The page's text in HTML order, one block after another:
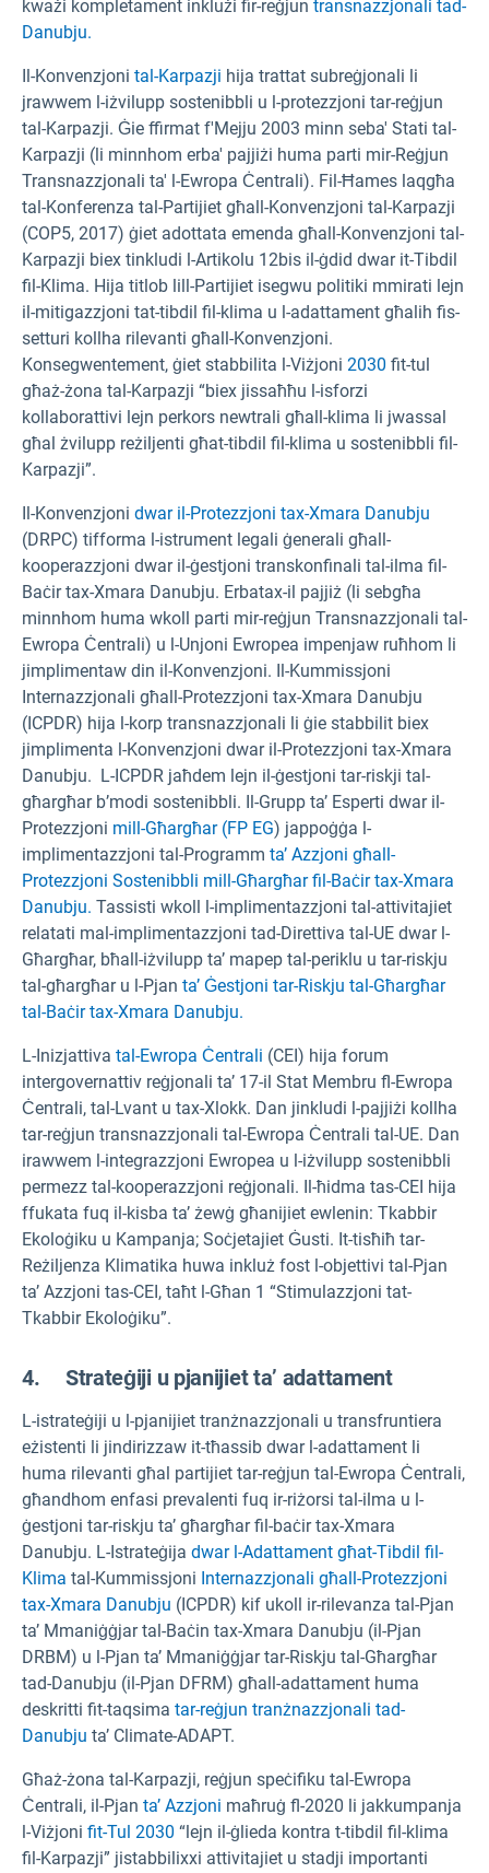
kważi kompletament inklużi fir-reġjun transnazzjonali tad-
Danubju.
Il-Konvenzjoni tal-Karpazji hija trattat subreġjonali li
jrawwem l-iżvilupp sostenibbli u l-protezzjoni tar-reġjun
tal-Karpazji. Ġie ffirmat f'Mejju 2003 minn seba' Stati tal-
Karpazji (li minnhom erba' pajjiżi huma parti mir-Reġjun
Transnazzjonali ta' l-Ewropa Ċentrali). Fil-Ħames laqgħa
tal-Konferenza tal-Partijiet għall-Konvenzjoni tal-Karpazji
(COP5, 2017) ġiet adottata emenda għall-Konvenzjoni tal-
Karpazji biex tinkludi l-Artikolu 12bis il-ġdid dwar it-Tibdil
fil-Klima. Hija titlob lill-Partijiet isegwu politiki mmirati lejn
il-mitigazzjoni tat-tibdil fil-klima u l-adattament għalih fis-
setturi kollha rilevanti għall-Konvenzjoni.
Konsegwentement, ġiet stabbilita l-Viżjoni 2030 fit-tul
għaż-żona tal-Karpazji “biex jissaħħu l-isforzi
kollaborattivi lejn perkors newtrali għall-klima li jwassal
għal żvilupp reżiljenti għat-tibdil fil-klima u sostenibbli fil-
Karpazji”.
Il-Konvenzjoni dwar il-Protezzjoni tax-Xmara Danubju
(DRPC) tifforma l-istrument legali ġenerali għall-
kooperazzjoni dwar il-ġestjoni transkonfinali tal-ilma fil-
Baċir tax-Xmara Danubju. Erbatax-il pajjiż (li sebgħa
minnhom huma wkoll parti mir-reġjun Transnazzjonali tal-
Ewropa Ċentrali) u l-Unjoni Ewropea impenjaw ruħhom li
jimplimentaw din il-Konvenzjoni. Il-Kummissjoni
Internazzjonali għall-Protezzjoni tax-Xmara Danubju
(ICPDR) hija l-korp transnazzjonali li ġie stabbilit biex
jimplimenta l-Konvenzjoni dwar il-Protezzjoni tax-Xmara
Danubju. L-ICPDR jaħdem lejn il-ġestjoni tar-riskji tal-
għargħar b’modi sostenibbli. Il-Grupp ta’ Esperti dwar il-
Protezzjoni mill-Għargħar (FP EG) jappoġġa l-
implimentazzjoni tal-Programm ta’ Azzjoni għall-
Protezzjoni Sostenibbli mill-Għargħar fil-Baċir tax-Xmara
Danubju. Tassisti wkoll l-implimentazzjoni tal-attivitajiet
relatati mal-implimentazzjoni tad-Direttiva tal-UE dwar l-
Għargħar, bħall-iżvilupp ta’ mapep tal-periklu u tar-riskju
tal-għargħar u l-Pjan ta’ Ġestjoni tar-Riskju tal-Għargħar
tal-Baċir tax-Xmara Danubju.
L-Inizjattiva tal-Ewropa Ċentrali (CEI) hija forum
intergovernattiv reġjonali ta’ 17-il Stat Membru fl-Ewropa
Ċentrali, tal-Lvant u tax-Xlokk. Dan jinkludi l-pajjiżi kollha
tar-reġjun transnazzjonali tal-Ewropa Ċentrali tal-UE. Dan
irawwem l-integrazzjoni Ewropea u l-iżvilupp sostenibbli
permezz tal-kooperazzjoni reġjonali. Il-ħidma tas-CEI hija
ffukata fuq il-kisba ta’ żewġ għanijiet ewlenin: Tkabbir
Ekoloġiku u Kampanja; Soċjetajiet Ġusti. It-tisħiħ tar-
Reżiljenza Klimatika huwa inkluż fost l-objettivi tal-Pjan
ta’ Azzjoni tas-CEI, taħt l-Għan 1 “Stimulazzjoni tat-
Tkabbir Ekoloġiku”.
4. Strateġiji u pjanijiet ta’ adattament
L-istrateġiji u l-pjanijiet tranżnazzjonali u transfruntiera
eżistenti li jindirizzaw it-tħassib dwar l-adattament li
huma rilevanti għal partijiet tar-reġjun tal-Ewropa Ċentrali,
għandhom enfasi prevalenti fuq ir-riżorsi tal-ilma u l-
ġestjoni tar-riskju ta’ għargħar fil-baċir tax-Xmara
Danubju. L-Istrateġija dwar l-Adattament għat-Tibdil fil-
Klima tal-Kummissjoni Internazzjonali għall-Protezzjoni
tax-Xmara Danubju (ICPDR) kif ukoll ir-rilevanza tal-Pjan
ta’ Mmaniġġjar tal-Baċin tax-Xmara Danubju (il-Pjan
DRBM) u l-Pjan ta’ Mmaniġġjar tar-Riskju tal-Għargħar
tad-Danubju (il-Pjan DFRM) għall-adattament huma
deskritti fit-taqsima tar-reġjun tranżnazzjonali tad-
Danubju ta’ Climate-ADAPT.
Għaż-żona tal-Karpazji, reġjun speċifiku tal-Ewropa
Ċentrali, il-Pjan ta’ Azzjoni maħruġ fl-2020 li jakkumpanja
l-Viżjoni fit-Tul 2030 “lejn il-ġlieda kontra t-tibdil fil-klima
fil-Karpazji” jistabbilixxi attivitajiet u stadji importanti